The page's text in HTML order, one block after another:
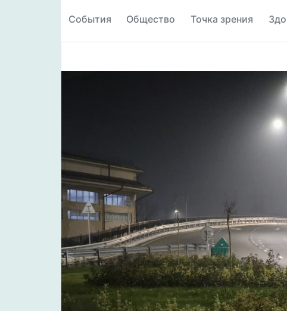
События Общество Точка зрения